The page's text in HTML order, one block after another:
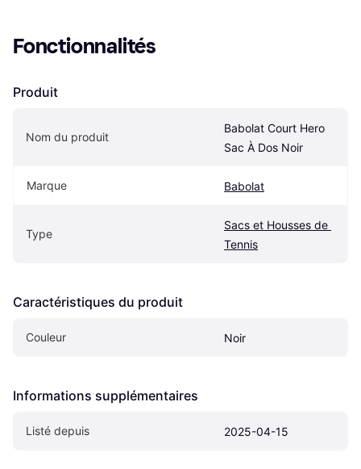
Fonctionnalités
Produit
Nom du produit
Babolat Court Hero
Sac À Dos Noir
Marque Babolat
Type
Sacs et Housses de
Tennis
Caractéristiques du produit
Couleur Noir
Informations supplémentaires
Listé depuis 2025-04-15